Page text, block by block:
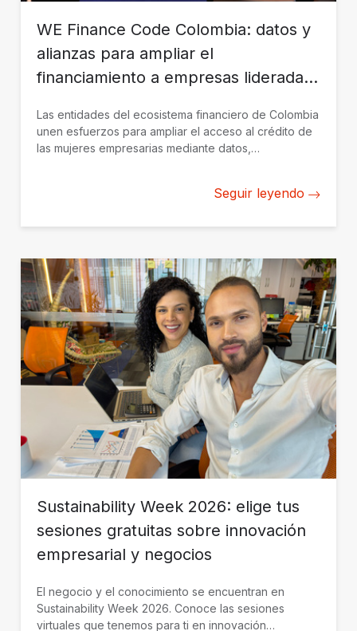
WE Finance Code Colombia: datos y
alianzas para ampliar el
financiamiento a empresas lideradas
Las entidades del ecosistema financiero de Colombia
unen esfuerzos para ampliar el acceso al crédito de
las mujeres empresarias mediante datos,
Seguir leyendo
Sustainability Week 2026: elige tus
sesiones gratuitas sobre innovación
empresarial y negocios
El negocio y el conocimiento se encuentran en
Sustainability Week 2026. Conoce las sesiones
virtuales que tenemos para ti en innovación